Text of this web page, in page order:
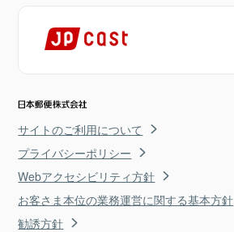
サイトのご利用について
プライバシーポリシー
Webアクセシビリティ方針
お客さま本位の業務運営に関する基本方針
勧誘方針